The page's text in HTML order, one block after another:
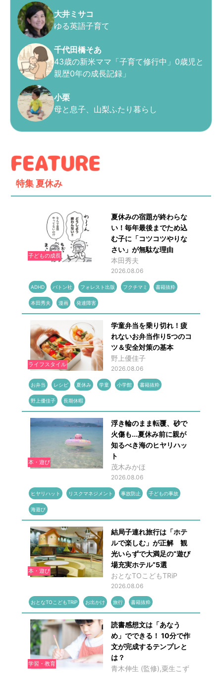
大井ミサコ
ゆる英語子育て
千代田橋そあ
43歳の新米ママ「子育て修行中」0歳児と
親歴0年の成長記録」
小栗
母と息子、山梨ふたり暮らし
特集 夏休み
子どもの成長
夏休みの宿題が終わらな
い！毎年最後までため込
む子に「コツコツやりな
さい」が無駄な理由
本田秀夫
2026.08.06
ADHD バトン社 フォレスト出版 フクチマミ 書籍抜粋
本田秀夫 漫画 発達障害
ライフスタイル
学童弁当を乗り切れ！疲
れないお弁当作り5つのコ
ツ＆安全対策の基本
野上優佳子
2026.08.06
お弁当 レシピ 夏休み 学童 小学館 書籍抜粋
野上優佳子 長期休暇
本・遊び
浮き輪のまま転覆、砂で
火傷も...夏休み前に親が
知るべき海のヒヤリハッ
ト
茂木みかほ
2026.08.06
ヒヤリハット リスクマネジメント 事故防止 子どもの事故
海遊び
本・遊び
結局子連れ旅行は「ホテ
ルで楽しむ」が正解 観
光いらずで大満足の“遊び
場充実ホテル”5選
おとなTOこどもTRiP
2026.08.06
おとなTOこどもTRiP お出かけ 旅行 書籍抜粋
学習・教育
読書感想文は「あなう
め」でできる！ 10分で作
文が完成するテンプレと
は？
青木伸生 (監修),粟生こず